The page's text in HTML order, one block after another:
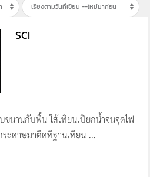
SCI
ขนานกับพื้น ใส้เทียนเปียกน้ำจนจุดไฟ
ะดาษมาติดที่ฐานเทียน ...